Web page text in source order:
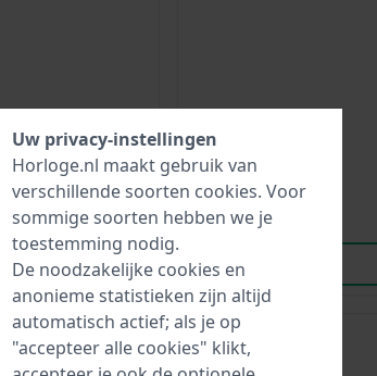
Tweedekans
Uw privacy-instellingen
Horloge.nl maakt gebruik van
verschillende soorten cookies. Voor
sommige soorten hebben we je
toestemming nodig.
De noodzakelijke cookies en
anonieme statistieken zijn altijd
automatisch actief; als je op
"accepteer alle cookies" klikt,